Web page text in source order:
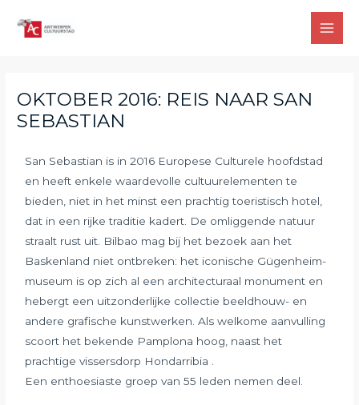
OKTOBER 2016: REIS NAAR SAN
SEBASTIAN
San Sebastian is in 2016 Europese Culturele hoofdstad
en heeft enkele waardevolle cultuurelementen te
bieden, niet in het minst een prachtig toeristisch hotel,
dat in een rijke traditie kadert. De omliggende natuur
straalt rust uit. Bilbao mag bij het bezoek aan het
Baskenland niet ontbreken: het iconische Gügenheim-
museum is op zich al een architecturaal monument en
hebergt een uitzonderlijke collectie beeldhouw- en
andere grafische kunstwerken. Als welkome aanvulling
scoort het bekende Pamplona hoog, naast het
prachtige vissersdorp Hondarribia .
Een enthoesiaste groep van 55 leden nemen deel.